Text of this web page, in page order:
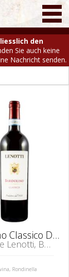
den
Sie auch keine
Nachricht senden.
Bardolino Classico DOC
Cantine Lenotti, Bardolino
Rondinella